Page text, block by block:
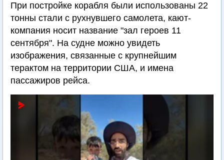
При постройке корабля были использованы 22
тонны стали с рухнувшего самолета, кают-
компания носит название "зал героев 11
сентября". На судне можно увидеть
изображения, связанные с крупнейшим
терактом на территории США, и имена
пассажиров рейса.